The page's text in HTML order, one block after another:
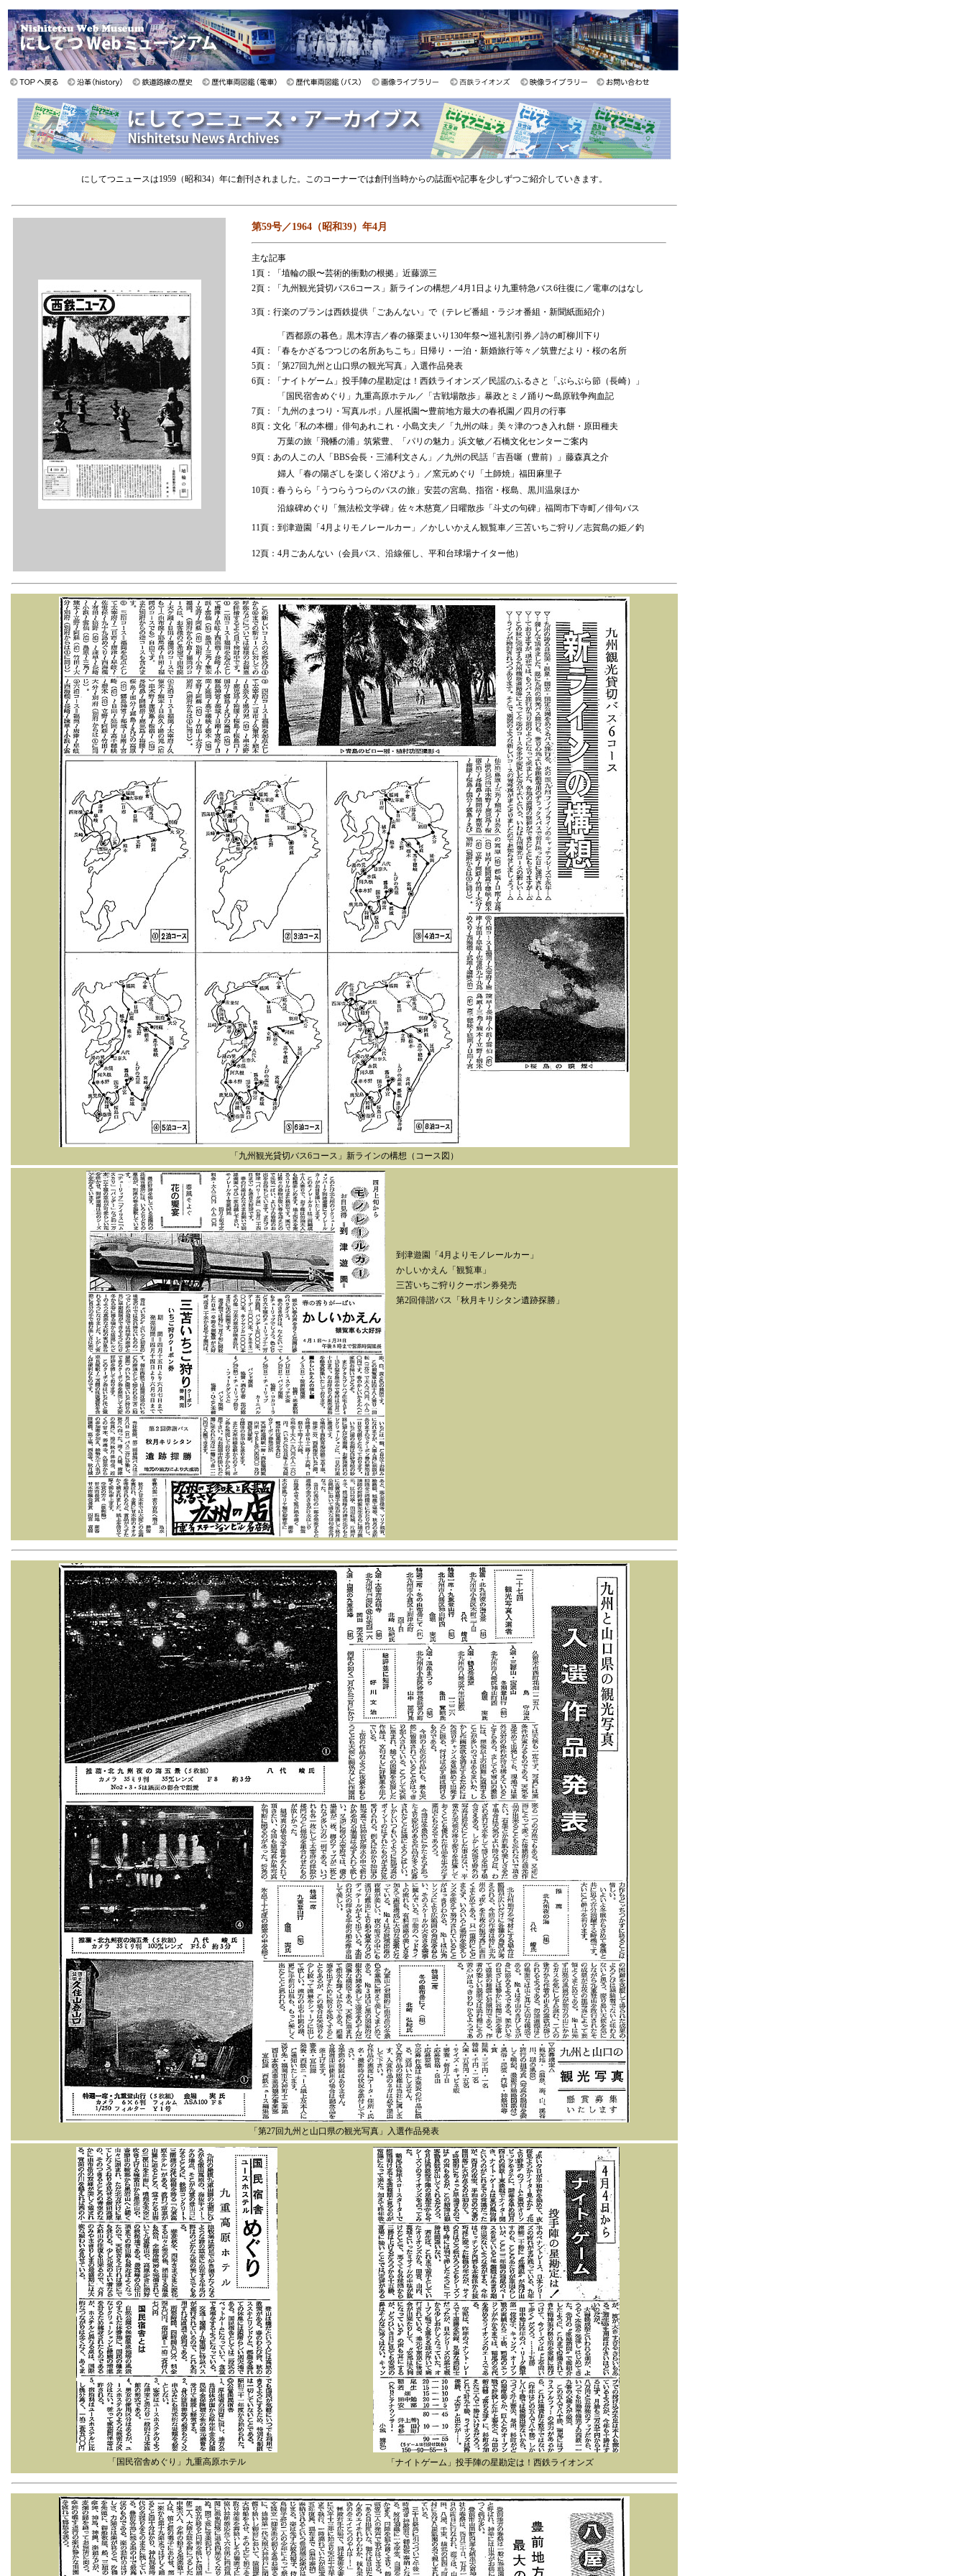
にしてつニュースは1959（昭和34）年に創刊されました。このコーナーでは創刊当時からの誌面や記事を少しずつご紹介していきます。
第59号／1964（昭和39）年4月
主な記事
1頁：「埴輪の眼〜芸術的衝動の根拠」近藤源三
2頁：「九州観光貸切バス6コース」新ラインの構想／4月1日より九重特急バス6往復に／電車のはなし
3頁：行楽のプランは西鉄提供「ごあんない」で（テレビ番組・ラジオ番組・新聞紙面紹介）
「西都原の暮色」黒木淳吉／春の篠栗まいり130年祭〜巡礼割引券／詩の町柳川下り
4頁：「春をかざるつつじの名所あちこち」日帰り・一泊・新婚旅行等々／筑豊だより・桜の名所
5頁：「第27回九州と山口県の観光写真」入選作品発表
6頁：「ナイトゲーム」投手陣の星勘定は！西鉄ライオンズ／民謡のふるさと「ぶらぶら節（長崎）」
「国民宿舎めぐり」九重高原ホテル／「古戦場散歩」暴政とミノ踊り〜島原戦争殉血記
7頁：「九州のまつり・写真ルポ」八屋祇園〜豊前地方最大の春祇園／四月の行事
8頁：文化「私の本棚」俳句あれこれ・小島文夫／「九州の味」美々津のつき入れ餅・原田種夫
万葉の旅「飛幡の浦」筑紫豊、「パリの魅力」浜文敏／石橋文化センターご案内
9頁：あの人この人「BBS会長・三浦利文さん」／九州の民話「吉吾噺（豊前）」藤森真之介
婦人「春の陽ざしを楽しく浴びよう」／窯元めぐり「土師焼」福田麻里子
10頁：春うらら「うつらうつらのバスの旅」安芸の宮島、指宿・桜島、黒川温泉ほか
沿線碑めぐり「無法松文学碑」佐々木慈寛／日曜散歩「斗丈の句碑」福岡市下寺町／俳句バス
11頁：到津遊園「4月よりモノレールカー」／かしいかえん観覧車／三苫いちご狩り／志賀島の姫／釣
12頁：4月ごあんない（会員バス、沿線催し、平和台球場ナイター他）
「九州観光貸切バス6コース」新ラインの構想（コース図）
到津遊園「4月よりモノレールカー」
かしいかえん「観覧車」
三苫いちご狩りクーポン券発売
第2回俳諧バス「秋月キリシタン遺跡探勝」
「第27回九州と山口県の観光写真」入選作品発表
「国民宿舎めぐり」九重高原ホテル 「ナイトゲーム」投手陣の星勘定は！西鉄ライオンズ